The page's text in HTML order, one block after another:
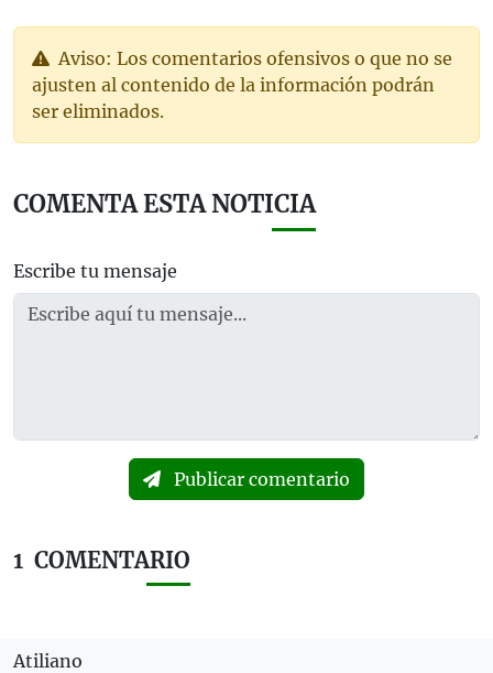
Aviso: Los comentarios ofensivos o que no se
ajusten al contenido de la información podrán
ser eliminados.
COMENTA ESTA NOTICIA
Escribe tu mensaje
Publicar comentario
1 COMENTARIO
Atiliano